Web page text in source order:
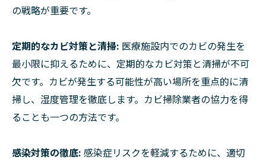
の戦略が重要です。
定期的なカビ対策と清掃: 医療施設内でのカビの発生を
最小限に抑えるために、定期的なカビ対策と清掃が不可
欠です。カビが発生する可能性が高い場所を重点的に清
掃し、湿度管理を徹底します。カビ掃除業者の協力を得
ることも一つの方法です。
感染対策の徹底: 感染症リスクを軽減するために、適切